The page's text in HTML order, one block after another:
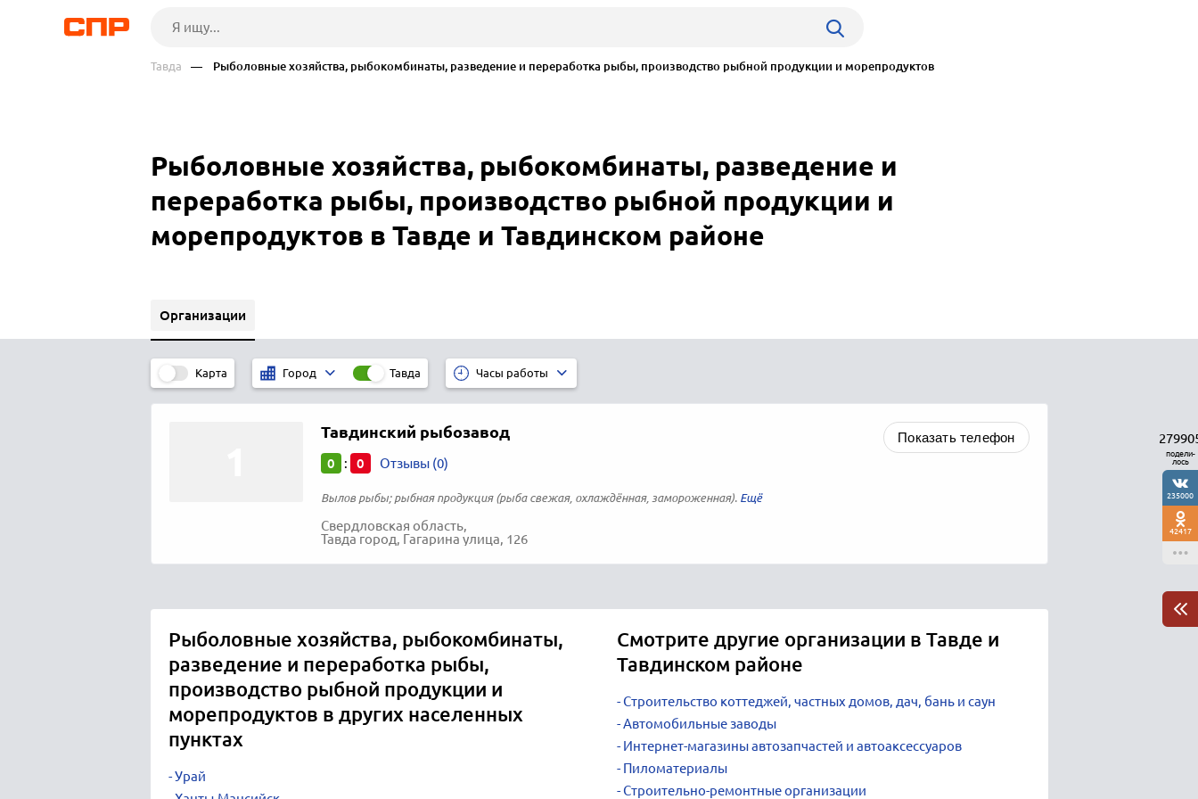
Тавда — Рыболовные хозяйства, рыбокомбинаты, разведение и переработка рыбы, производство рыбной продукции и морепродуктов
Рыболовные хозяйства, рыбокомбинаты, разведение и
переработка рыбы, производство рыбной продукции и
морепродуктов в Тавде и Тавдинском районе
Организации
Карта Город Тавда Часы работы
Тавдинский рыбозавод
0 : 0 Отзывы (0)
Вылов рыбы; рыбная продукция (рыба свежая, охлаждённая, замороженная).
Свердловская область,
Тавда город, Гагарина улица, 126
Показать телефон
Рыболовные хозяйства, рыбокомбинаты,
разведение и переработка рыбы,
производство рыбной продукции и
морепродуктов в других населенных
пунктах
Урай
Смотрите другие организации в Тавде и
Тавдинском районе
Строительство коттеджей, частных домов, дач, бань и саун
Автомобильные заводы
Интернет-магазины автозапчастей и автоаксессуаров
Пиломатериалы
Строительно-ремонтные организации
подели-
лось
235000
42417